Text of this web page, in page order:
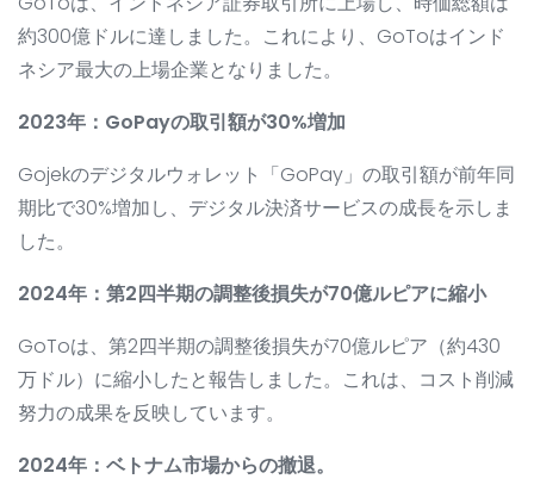
約300億ドルに達しました。これにより、GoToはインド
ネシア最大の上場企業となりました。
2023年：GoPayの取引額が30%増加
Gojekのデジタルウォレット「GoPay」の取引額が前年同
期比で30%増加し、デジタル決済サービスの成長を示しま
した。
2024年：第2四半期の調整後損失が70億ルピアに縮小
GoToは、第2四半期の調整後損失が70億ルピア（約430
万ドル）に縮小したと報告しました。これは、コスト削減
努力の成果を反映しています。
2024年：ベトナム市場からの撤退。